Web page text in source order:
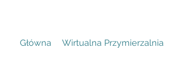
Główna Wirtualna Przymierzalnia